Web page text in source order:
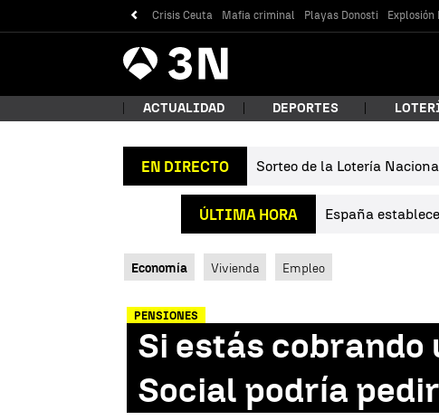
Crisis Ceuta Mafia criminal Playas Donosti Explosión
Antena
3 Noticias
¿Qué
Buscar
ACTUALIDAD DEPORTES
EN DIRECTO Sorteo de la Lotería
ÚLTIMA HORA España
Economía Vivienda Empleo
PENSIONES
Si estás cobrando
Social podría